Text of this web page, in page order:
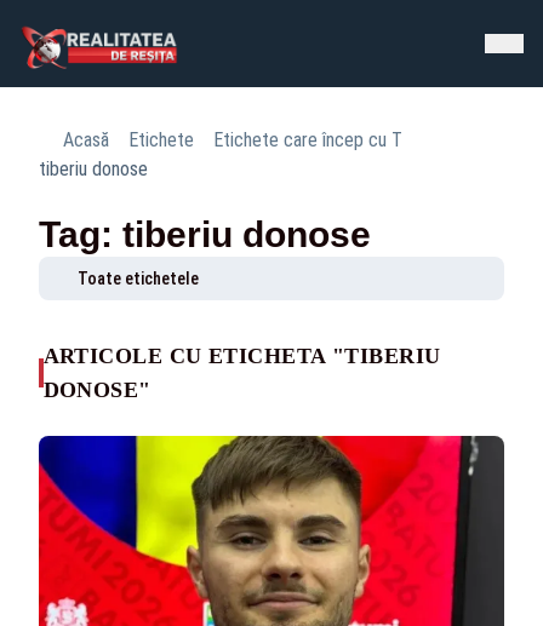
Acasă Etichete
Etichete care încep cu T
tiberiu donose
Tag: tiberiu donose
Toate etichetele
ARTICOLE CU ETICHETA "TIBERIU
DONOSE"